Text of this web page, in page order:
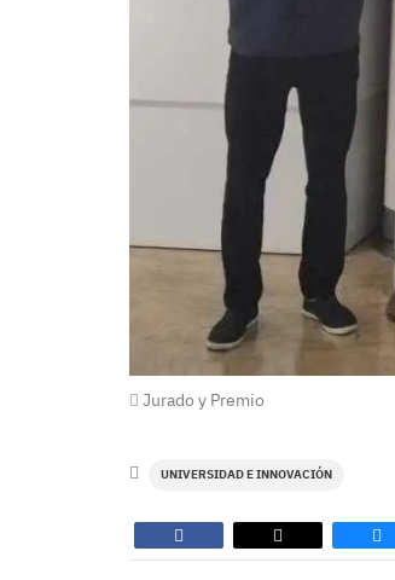
Jurado y Premio
UNIVERSIDAD E INNOVACIÓN